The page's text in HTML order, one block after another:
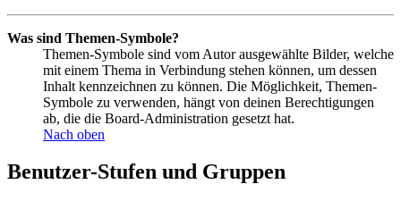
Was sind Themen-Symbole?
Themen-Symbole sind vom Autor ausgewählte Bilder, welche
mit einem Thema in Verbindung stehen können, um dessen
Inhalt kennzeichnen zu können. Die Möglichkeit, Themen-
Symbole zu verwenden, hängt von deinen Berechtigungen
ab, die die Board-Administration gesetzt hat.
Nach oben
Benutzer-Stufen und Gruppen